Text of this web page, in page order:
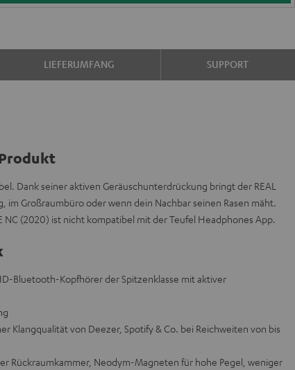
LIEFERUMFANG SUPPORT
Dank seiner aktiven Geräuschunterdrückung bringt der REAL
im Großraumbüro oder wenn dein Nachbar seinen Rasen mäht.
NC (2020) ist nicht kompatibel mit der Teufel Headphones App.
Bluetooth-Kopfhörer der Spitzenklasse mit aktiver
Klangqualität von Deezer, Spotify & Co. bei Reichweiten von bis
Rückraumkammer, Neodym-Magneten für hohe Pegel, weniger